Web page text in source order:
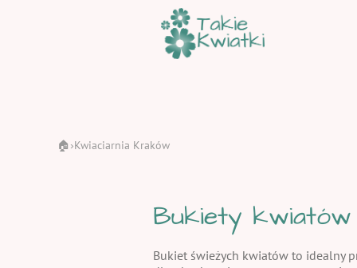
🏠 ›Kwiaciarnia Kraków
Bukiety kwiatów
Bukiet świeżych kwiatów to idealny